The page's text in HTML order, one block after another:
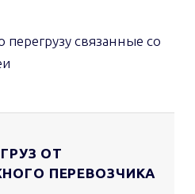
связанные со
ОТ
ПЕРЕВОЗЧИКА